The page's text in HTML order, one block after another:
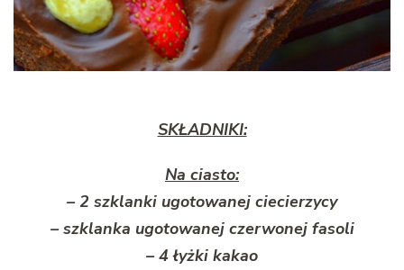
SKŁADNIKI:
Na ciasto:
– 2 szklanki ugotowanej ciecierzycy
– szklanka ugotowanej czerwonej fasoli
– 4 łyżki kakao